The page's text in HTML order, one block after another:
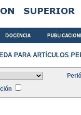
PARA ARTÍCULOS